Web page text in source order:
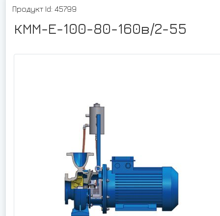
Продукт Id: 45799
КММ-Е-100-80-160в/2-55